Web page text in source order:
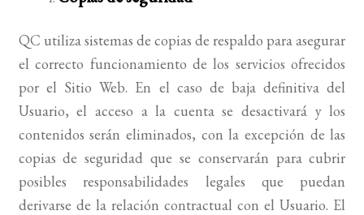
QC utiliza sistemas de copias de respaldo para asegurar
el correcto funcionamiento de los servicios ofrecidos
por el Sitio Web. En el caso de baja definitiva del
Usuario, el acceso a la cuenta se desactivará y los
contenidos serán eliminados, con la excepción de las
copias de seguridad que se conservarán para cubrir
posibles responsabilidades legales que puedan
derivarse de la relación contractual con el Usuario. El